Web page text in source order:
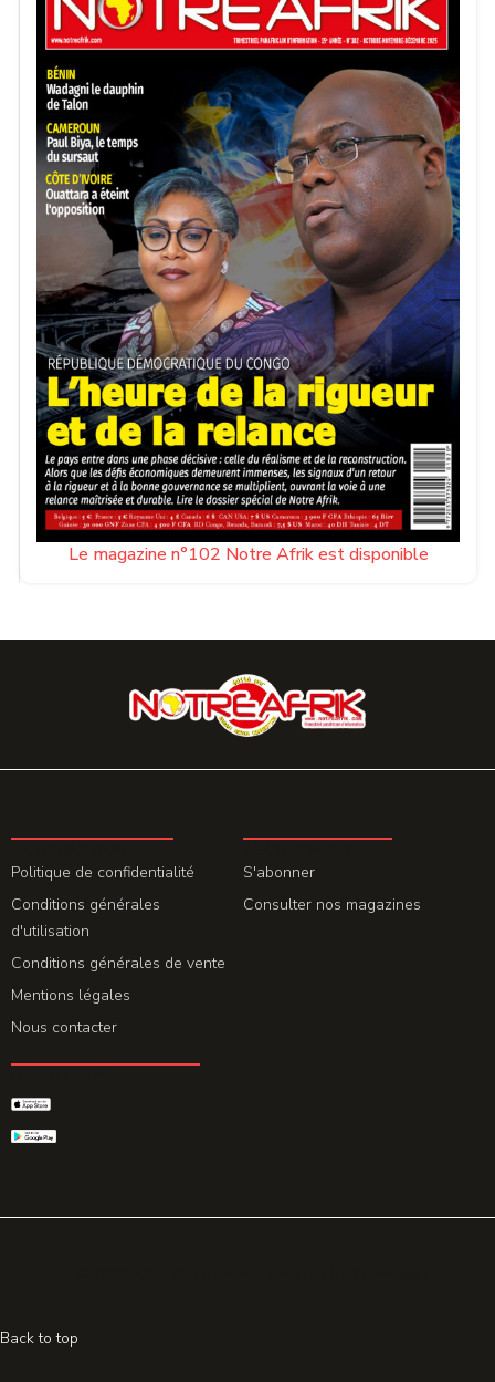
Le magazine n°102 Notre Afrik est disponible
Politique de confidentialité
Conditions générales
d'utilisation
Conditions générales de vente
Mentions légales
Nous contacter
S'abonner
Consulter nos magazines
Back to top